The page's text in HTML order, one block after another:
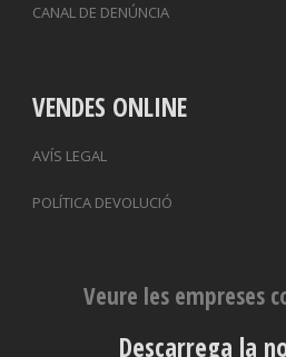
CANAL DE DENÚNCIA
VENDES ONLINE
AVÍS LEGAL
POLÍTICA DEVOLUCIÓ
Veure les empreses
Descarrega la